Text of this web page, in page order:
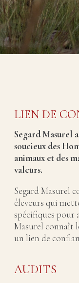
LIEN DE
Segard Masurel
soucieux des
animaux et des
valeurs.
Segard Masurel
éleveurs qui
spécifiques pour
Masurel connaît
un lien de
AUDITS